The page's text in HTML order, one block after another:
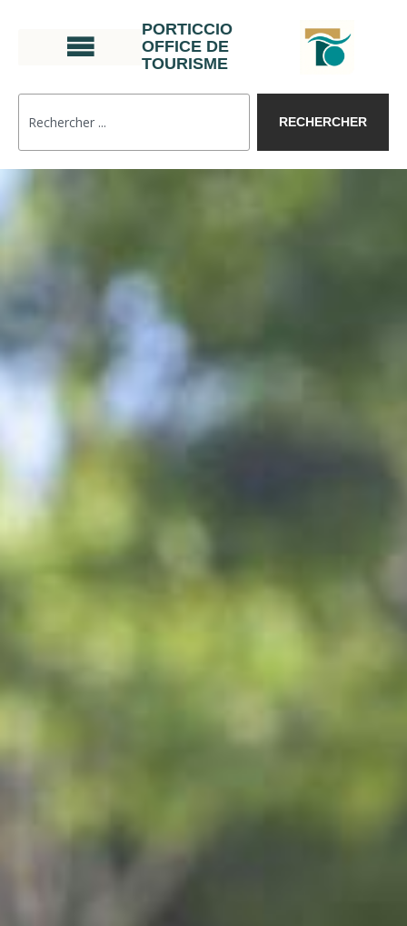
PORTICCIO
OFFICE DE
TOURISME
RECHERCHER